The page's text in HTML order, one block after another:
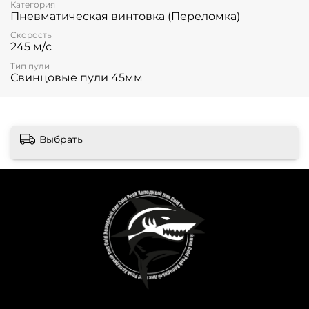
Категория
Пневматическая винтовка (Переломка)
Скорость
245 м/с
Тип пули
Свинцовые пули 45мм
Выбрать